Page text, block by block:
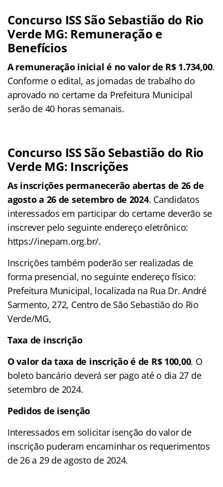
Concurso ISS São Sebastião do Rio
Verde MG: Remuneração e
Benefícios
A remuneração inicial é no valor de R$ 1.734,00.
Conforme o edital, as jornadas de trabalho do
aprovado no certame da Prefeitura Municipal
serão de 40 horas semanais.
Concurso ISS São Sebastião do Rio
Verde MG: Inscrições
As inscrições permanecerão abertas de 26 de
agosto a 26 de setembro de 2024. Candidatos
interessados em participar do certame deverão se
inscrever pelo seguinte endereço eletrônico:
https://inepam.org.br/.
Inscrições também poderão ser realizadas de
forma presencial, no seguinte endereço físico:
Prefeitura Municipal, localizada na Rua Dr. André
Sarmento, 272, Centro de São Sebastião do Rio
Verde/MG,
Taxa de inscrição
O valor da taxa de inscrição é de R$ 100,00. O
boleto bancário deverá ser pago até o dia 27 de
setembro de 2024.
Pedidos de isenção
Interessados em solicitar isenção do valor de
inscrição puderam encaminhar os requerimentos
de 26 a 29 de agosto de 2024.